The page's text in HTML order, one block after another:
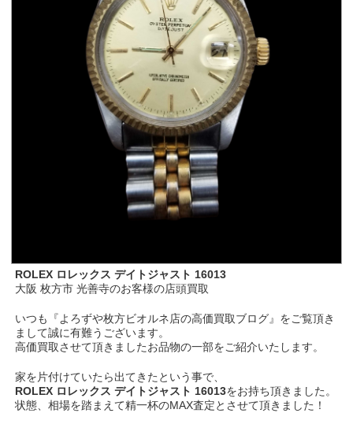
ROLEX ロレックス デイトジャスト 16013
大阪 枚方市 光善寺のお客様の店頭買取
いつも『よろずや枚方ビオルネ店の高価買取ブログ』をご覧頂き
まして誠に有難うございます。
高価買取させて頂きましたお品物の一部をご紹介いたします。
家を片付けていたら出てきたという事で、
ROLEX ロレックス デイトジャスト 16013をお持ち頂きました。
状態、相場を踏まえて精一杯のMAX査定とさせて頂きました！